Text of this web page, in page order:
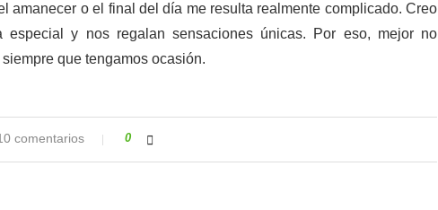
amanecer o el final del día me resulta realmente complicado. Creo
especial y nos regalan sensaciones únicas. Por eso, mejor no
que tengamos ocasión.
comentarios 0